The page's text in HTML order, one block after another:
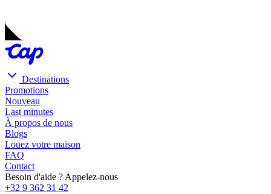
Destinations
Promotions
Nouveau
Last minutes
À propos de nous
Blogs
Louez votre maison
FAQ
Contact
Besoin d'aide ? Appelez-nous
+32 9 362 31 42